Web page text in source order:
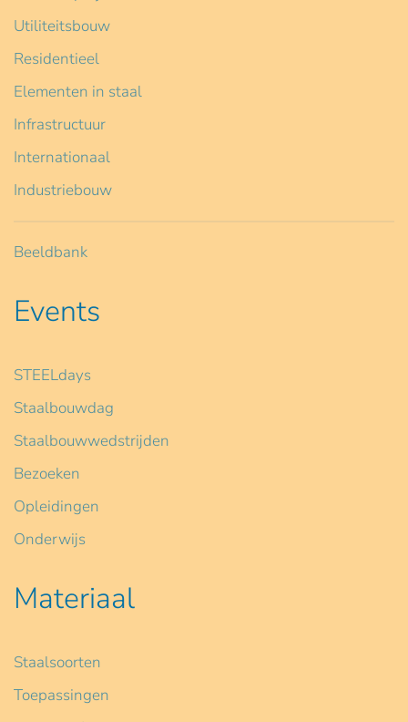
Utiliteitsbouw
Residentieel
Elementen in staal
Infrastructuur
Internationaal
Industriebouw
Beeldbank
Events
STEELdays
Staalbouwdag
Staalbouwwedstrijden
Bezoeken
Opleidingen
Onderwijs
Materiaal
Staalsoorten
Toepassingen